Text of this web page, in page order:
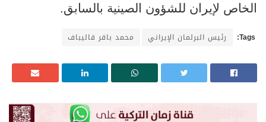
الخاص لإيران للشؤون الصينية بالسابق.
Tags: رئيس البرلمان الإيراني محمد باقر قاليباف